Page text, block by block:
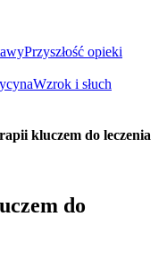
Przyszłość opieki
Wzrok i słuch
kluczem do leczenia
do